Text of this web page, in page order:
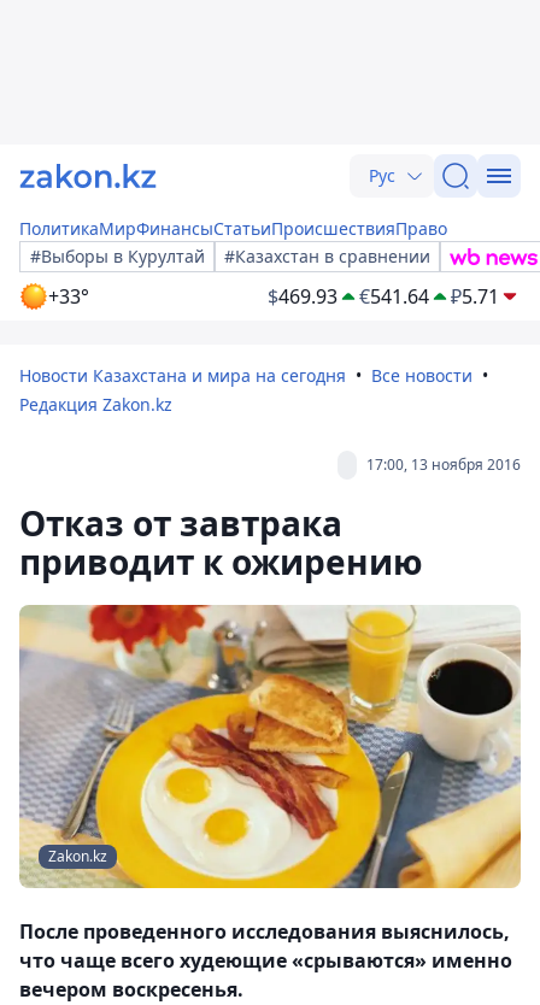
Рус
ПолитикаМирФинансыСтатьиПроисшествияПраво
#Выборы в Курултай
#Казахстан в сравнении
+33° $469.93 €541.64 ₽5.71
Новости Казахстана и мира на сегодня
Все новости
Редакция Zakon.kz
17:00, 13 ноября 2016
Отказ от завтрака
приводит к ожирению
Zakon.kz
После проведенного исследования выяснилось,
что чаще всего худеющие «срываются» именно
вечером воскресенья.